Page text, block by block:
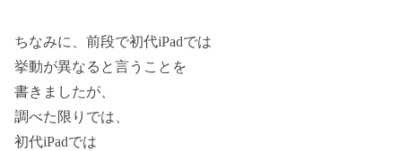
ちなみに、前段で初代iPadでは
挙動が異なると言うことを
書きましたが、
調べた限りでは、
初代iPadでは